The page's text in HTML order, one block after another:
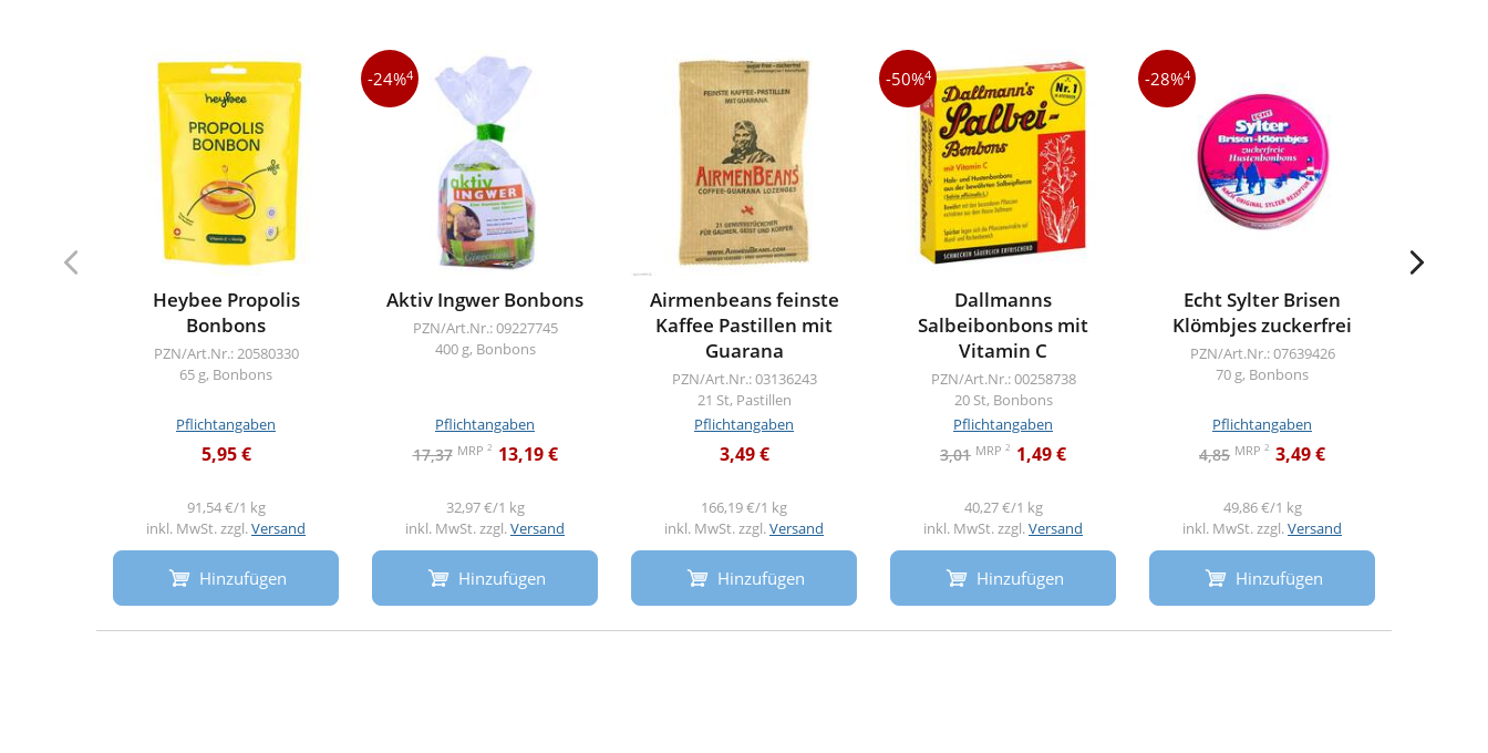
Heybee Propolis
Bonbons
PZN/Art.Nr.: 20580330
65 g, Bonbons
Pflichtangaben
5,95 €
91,54 €/1 kg
inkl. MwSt. zzgl.Versand
Hinzufügen
-24%4
Aktiv Ingwer Bonbons
PZN/Art.Nr.: 09227745
400 g, Bonbons
Pflichtangaben
17,37 MRP 2 13,19 €
32,97 €/1 kg
inkl. MwSt. zzgl.Versand
Hinzufügen
Airmenbeans feinste
Kaffee Pastillen mit
Guarana
PZN/Art.Nr.: 03136243
21 St, Pastillen
Pflichtangaben
3,49 €
166,19 €/1 kg
inkl. MwSt. zzgl.Versand
Hinzufügen
-50%4
Dallmanns
Salbeibonbons mit
Vitamin C
PZN/Art.Nr.: 00258738
20 St, Bonbons
Pflichtangaben
3,01 MRP 2 1,49 €
40,27 €/1 kg
inkl. MwSt. zzgl.Versand
Hinzufügen
-28%4
Echt Sylter Brisen
Klömbjes zuckerfrei
PZN/Art.Nr.: 07639426
70 g, Bonbons
Pflichtangaben
4,85 MRP 2 3,49 €
49,86 €/1 kg
inkl. MwSt. zzgl.Versand
Hinzufügen